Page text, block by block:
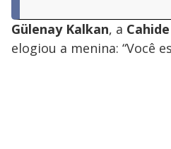
Gülenay Kalkan, a Cahide
elogiou a menina: “Você